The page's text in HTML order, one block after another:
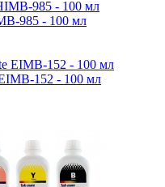
985 - 100 мл
152 - 100 мл